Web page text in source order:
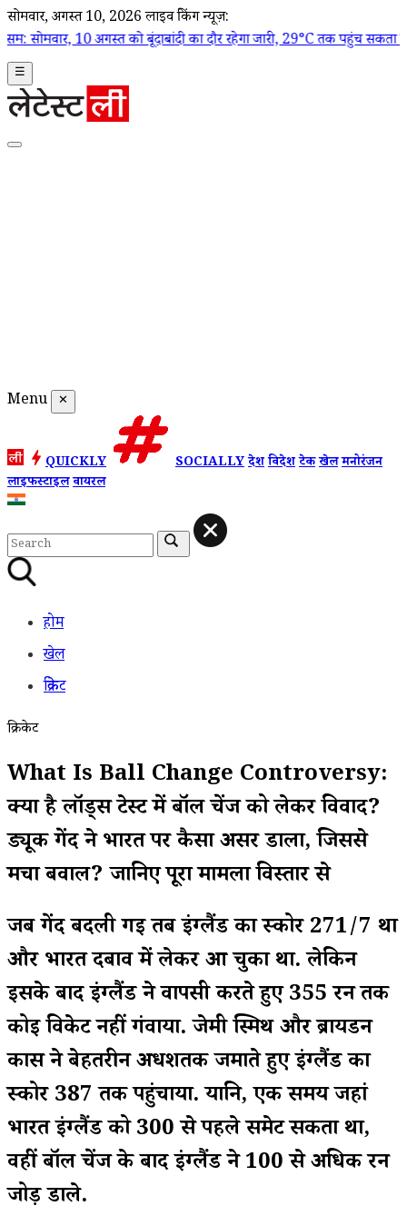
सोमवार, अगस्त 10, 2026 लाइव ब्रेकिंग न्यूज़:
को बूंदाबांदी का दौर रहेगा जारी, 29°C तक पहुंच सकता है तापमान|
☰
Menu ✕
QUICKLY SOCIALLYदेशविदेशटेकखेलमनोरंजन
लाइफस्टाइलवायरल
होम
खेल
क्रिकेट
क्रिकेट
What Is Ball Change Controversy:
क्या है लॉर्ड्स टेस्ट में बॉल चेंज को लेकर विवाद?
ड्यूक गेंद ने भारत पर कैसा असर डाला, जिससे
मचा बवाल? जानिए पूरा मामला विस्तार से
जब गेंद बदली गई तब इंग्लैंड का स्कोर 271/7 था
और भारत दबाव में लेकर आ चुका था. लेकिन
इसके बाद इंग्लैंड ने वापसी करते हुए 355 रन तक
कोई विकेट नहीं गंवाया. जेमी स्मिथ और ब्रायडन
कार्स ने बेहतरीन अर्धशतक जमाते हुए इंग्लैंड का
स्कोर 387 तक पहुंचाया. यानि, एक समय जहां
भारत इंग्लैंड को 300 से पहले समेट सकता था,
वहीं बॉल चेंज के बाद इंग्लैंड ने 100 से अधिक रन
जोड़ डाले.